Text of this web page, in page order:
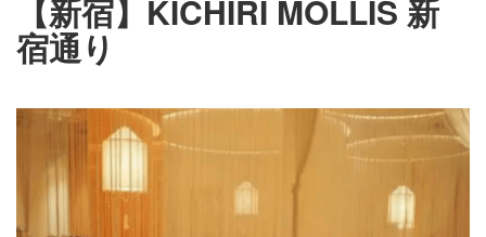
【新宿】KICHIRI MOLLIS 新
宿通り